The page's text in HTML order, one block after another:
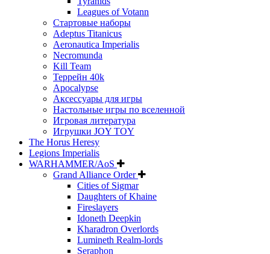
Leagues of Votann
Стартовые наборы
Adeptus Titanicus
Aeronautica Imperialis
Necromunda
Kill Team
Террейн 40k
Apocalypse
Аксессуары для игры
Настольные игры по вселенной
Игровая литература
Игрушки JOY TOY
The Horus Heresy
Legions Imperialis
WARHAMMER/AoS
Grand Alliance Order
Cities of Sigmar
Daughters of Khaine
Fireslayers
Idoneth Deepkin
Kharadron Overlords
Lumineth Realm-lords
Seraphon